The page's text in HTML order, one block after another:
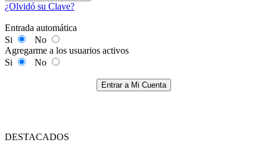
¿Olvidó su Clave?
Entrada automática
Si
No
Agregarme a los usuarios activos
Si
No
Entrar a Mi Cuenta
DESTACADOS